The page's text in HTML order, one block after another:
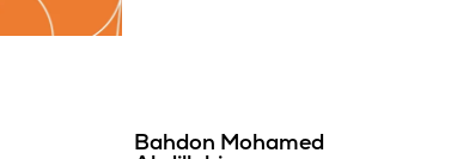
Bahdon Mohamed